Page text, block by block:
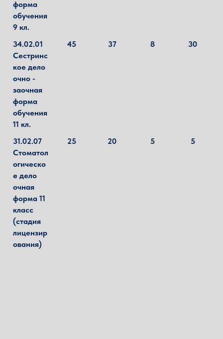
форма
обучения
9 кл.
34.02.01
Сестринс
кое дело
очно -
заочная
форма
обучения
11 кл.
45 37 8 30
31.02.07
Стоматол
огическо
е дело
очная
форма 11
класс
(стадия
лицензир
ования)
25 20 5 5